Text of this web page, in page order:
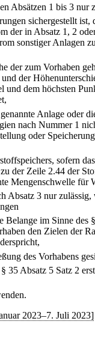
Absätzen 1 bis 3 nur
sichergestellt ist,
der in Absatz 1, 2
sonstiger Anlagen
der zum Vorhaben
der
und dem höchsten
Anlage oder
nach Nummer 1
oder
sofern
der Zeile 2.44 der
Mengenschwelle für
Absatz 3 nur zulässig,
Belange im Sinne des
den Zielen der
des Vorhabens
35 Absatz 5 Satz 2
2023–7. Juli 2023]